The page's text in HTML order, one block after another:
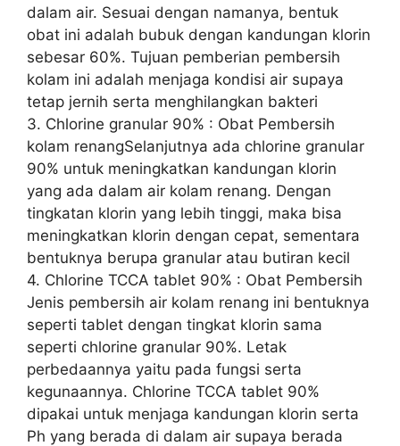
dalam air. Sesuai dengan namanya, bentuk
obat ini adalah bubuk dengan kandungan klorin
sebesar 60%. Tujuan pemberian pembersih
kolam ini adalah menjaga kondisi air supaya
tetap jernih serta menghilangkan bakteri
3. Chlorine granular 90% : Obat Pembersih
kolam renangSelanjutnya ada chlorine granular
90% untuk meningkatkan kandungan klorin
yang ada dalam air kolam renang. Dengan
tingkatan klorin yang lebih tinggi, maka bisa
meningkatkan klorin dengan cepat, sementara
bentuknya berupa granular atau butiran kecil
4. Chlorine TCCA tablet 90% : Obat Pembersih
Jenis pembersih air kolam renang ini bentuknya
seperti tablet dengan tingkat klorin sama
seperti chlorine granular 90%. Letak
perbedaannya yaitu pada fungsi serta
kegunaannya. Chlorine TCCA tablet 90%
dipakai untuk menjaga kandungan klorin serta
Ph yang berada di dalam air supaya berada